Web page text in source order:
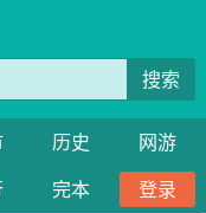
搜索
历史
网游
完本
登录